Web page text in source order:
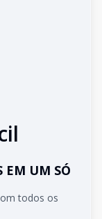
EM UM SÓ
todos os